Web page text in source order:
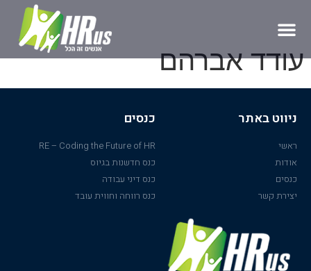
עודד אברהם
ניווט באתר
ראשי
אודות
כנסים
יצירת קשר
כנסים
RE – Coding the Future of HR
כנס חדשנות בגיוס
כנס דיני עבודה
כנס רווחה וחווית עובד